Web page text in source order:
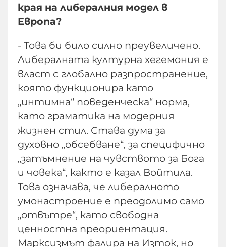
края на либералния модел в
Европа?
- Това би било силно преувеличено.
Либералната културна хегемония е
власт с глобално разпространение,
която функционира като
„интимна“ поведенческа“ норма,
като граматика на модерния
жизнен стил. Става дума за
духовно „обсебване“, за специфично
„затъмнение на чувството за Бога
и човека“, както е казал Войтила.
Това означава, че либералното
умонастроение е преодолимо само
„отвътре“, като свободна
ценностна преориентация.
Марксизмът фалира на Изток, но